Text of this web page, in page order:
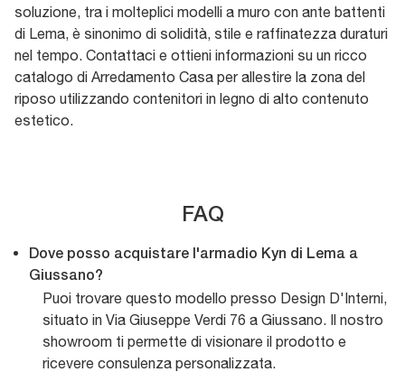
soluzione, tra i molteplici modelli a muro con ante battenti
di Lema, è sinonimo di solidità, stile e raffinatezza duraturi
nel tempo. Contattaci e ottieni informazioni su un ricco
catalogo di Arredamento Casa per allestire la zona del
riposo utilizzando contenitori in legno di alto contenuto
estetico.
FAQ
Dove posso acquistare l'armadio Kyn di Lema a
Giussano?
Puoi trovare questo modello presso Design D'Interni,
situato in Via Giuseppe Verdi 76 a Giussano. Il nostro
showroom ti permette di visionare il prodotto e
ricevere consulenza personalizzata.